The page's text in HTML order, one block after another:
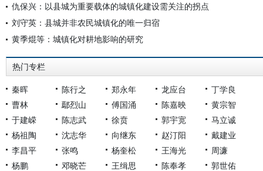
仇保兴：以县城为重要载体的城镇化建设需关注的拐点
刘守英：县城并非农民城镇化的唯一归宿
黄季焜等：城镇化对耕地影响的研究
热门专栏
秦晖 陈行之 郑永年 龙应台
丁学良
曹林
鄢烈山 傅国涌 陈嘉映
黄宗智
于建嵘
陈志武 徐贲 郭宇宽
马立诚
杨祖陶
沈志华 向继东 赵汀阳
戴建业
李昌平
张鸣 杨奎松 王海光
周濂
杨鹏
邓晓芒 王缉思 陈奉孝 郭世佑